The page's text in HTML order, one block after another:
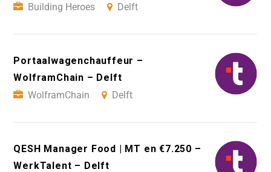
Building Heroes
Delft
Portaalwagenchauffeur –
WolframChain – Delft
WolframChain
Delft
QESH Manager Food | MT en €7.250 –
WerkTalent – Delft